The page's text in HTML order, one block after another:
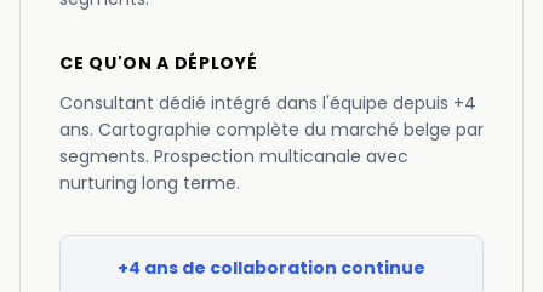
CE QU'ON A DÉPLOYÉ
Consultant dédié intégré dans l'équipe depuis +4
ans. Cartographie complète du marché belge par
segments. Prospection multicanale avec
nurturing long terme.
+4 ans de collaboration continue